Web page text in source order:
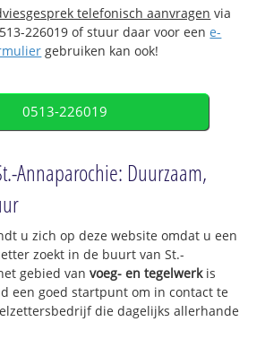
telefonisch aanvragen via
226019 of stuur daar voor eene-
gebruiken kan ook!
0513-226019
Annaparochie: Duurzaam,
u zich op deze website omdat u een
zoekt in de buurt van St.-
gebied van voeg- en tegelwerkis
een goed startpunt om in contact te
die dagelijks allerhande